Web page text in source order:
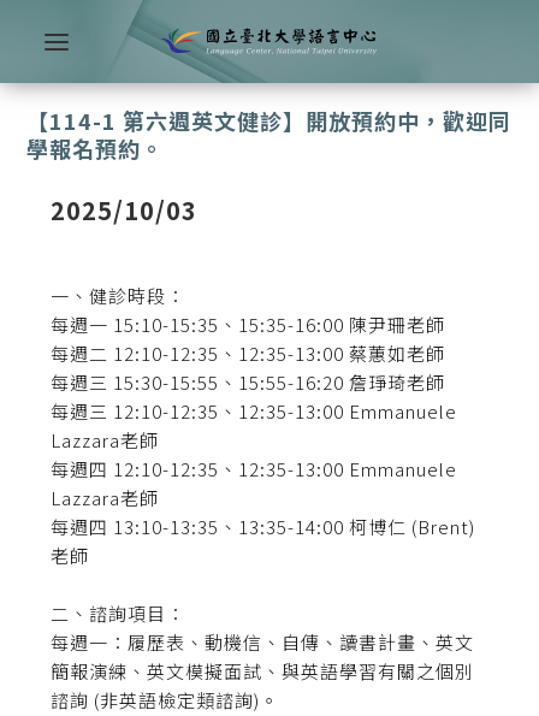
【114-1 第六週英文健診】開放預約中，歡迎同
學報名預約。
2025/10/03
一、健診時段：
每週一 15:10-15:35、15:35-16:00 陳尹珊老師
每週二 12:10-12:35、12:35-13:00 蔡蕙如老師
每週三 15:30-15:55、15:55-16:20 詹琤琦老師
每週三 12:10-12:35、12:35-13:00 Emmanuele
Lazzara老師
每週四 12:10-12:35、12:35-13:00 Emmanuele
Lazzara老師
每週四 13:10-13:35、13:35-14:00 柯博仁 (Brent)
老師
二、諮詢項目：
每週一：履歷表、動機信、自傳、讀書計畫、英文
簡報演練、英文模擬面試、與英語學習有關之個別
諮詢 (非英語檢定類諮詢)。